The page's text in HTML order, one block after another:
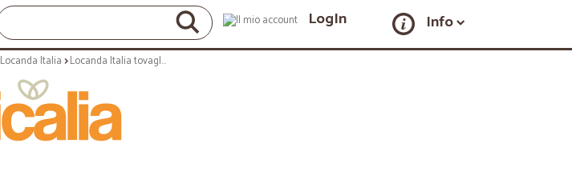
LogIn Info
Locanda Italia Locanda Italia tovaglia 100% cot tropicale cm.140x140